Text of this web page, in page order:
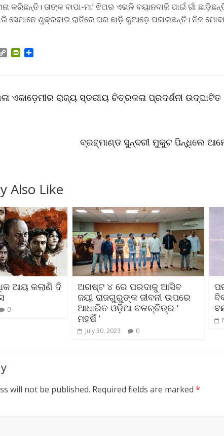
କରିଛନ୍ତି। ତାଙ୍କ ବାପା-ମା’ ଝିଅର ଏଭଳି ବୟାନବାଜି ପାଇଁ ଗାଁ
ସେମାନେ ଶୁକ୍ରବାର ରାତିରେ ଘର ଛାଡ଼ି କୁଆଡ଼େ ପଳାଇଛନ୍ତି। ନିଜ
C
i
P
F
ଏକାଡ଼େମୀର ରାଜ୍ୟ ସ୍ତରୀୟ ଚିତ୍ରକଳା ପ୍ରଦର୍ଶନୀ ଉଦ୍‌ଘାଟିତ
ବ୍ରହ୍ମାଣ୍ଡ ସୁନ୍ଦରୀ ମୁକୁଟ ପିନ୍ଧିଲେ
Also Like
ଆୟ କଲାଣି ଦି
0
ଅଗଷ୍ଟ ୪ ରେ ପରଦାକୁ ଆସିବ
ଜୟୀ ରାଜଗୁରୁଙ୍କ ଜୀବନୀ ଉପରେ
ଆଧାରିତ ଓଡ଼ିଆ ଚଳଚ୍ଚିତ୍ର ‘
ମହର୍ଷି ‘
July 30, 2023 0
will not be published. Required fields are marked *